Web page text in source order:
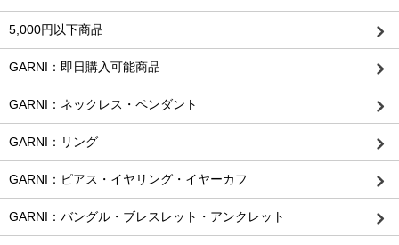
5,000円以下商品
GARNI：即日購入可能商品
GARNI：ネックレス・ペンダント
GARNI：リング
GARNI：ピアス・イヤリング・イヤーカフ
GARNI：バングル・ブレスレット・アンクレット